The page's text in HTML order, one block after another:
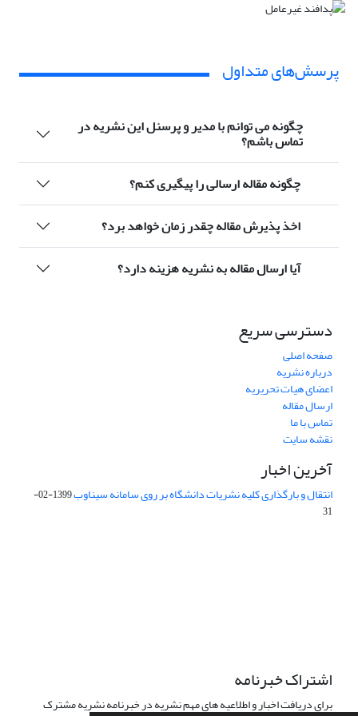
پرسش‌های متداول
چگونه می توانم با مدیر و پرسنل این نشریه در
تماس باشم؟
چگونه مقاله ارسالی را پیگیری کنم؟
اخذ پذیرش مقاله چقدر زمان خواهد برد؟
آیا ارسال مقاله به نشریه هزینه دارد؟
دسترسی سریع
صفحه اصلی
درباره نشریه
اعضای هیات تحریریه
ارسال مقاله
تماس با ما
نقشه سایت
آخرین اخبار
انتقال و بارگذاری کلیه نشریات دانشگاه بر روی سامانه سیناوب
1399-02-
31
اشتراک خبرنامه
برای دریافت اخبار و اطلاعیه های مهم نشریه در خبرنامه نشریه مشترک